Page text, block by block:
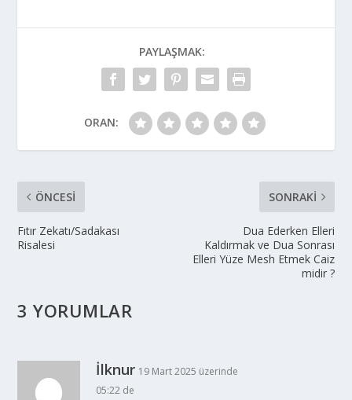
PAYLAŞMAK:
ORAN:
ÖNCESI
Fıtır Zekatı/Sadakası
Risalesi
SONRAKI
Dua Ederken Elleri
Kaldırmak ve Dua Sonrası
Elleri Yüze Mesh Etmek Caiz
midir ?
3 YORUMLAR
İlknur 19 Mart 2025 üzerinde
05:22 de